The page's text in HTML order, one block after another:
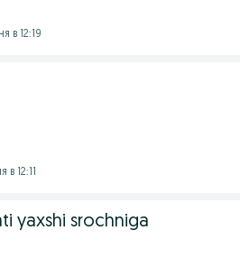
в 12:19
12:11
yaxshi srochniga